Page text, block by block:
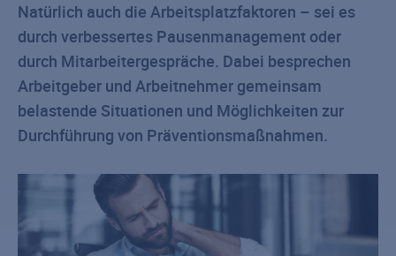
Natürlich auch die Arbeitsplatzfaktoren – sei es
durch verbessertes Pausenmanagement oder
durch Mitarbeitergespräche. Dabei besprechen
Arbeitgeber und Arbeitnehmer gemeinsam
belastende Situationen und Möglichkeiten zur
Durchführung von Präventionsmaßnahmen.